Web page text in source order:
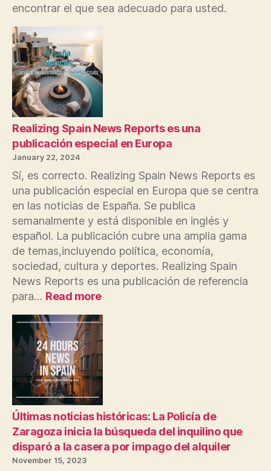
encontrar el que sea adecuado para usted.
Realizing Spain News Reports es una
publicación especial en Europa
January 22, 2024
Sí, es correcto. Realizing Spain News Reports es
una publicación especial en Europa que se centra
en las noticias de España. Se publica
semanalmente y está disponible en inglés y
español. La publicación cubre una amplia gama
de temas,incluyendo política, economía,
sociedad, cultura y deportes. Realizing Spain
News Reports es una publicación de referencia
para… Read more:
Spain
una
publicación
en
Europa
Últimas noticias históricas: La Policía de
Zaragoza inicia la búsqueda del inquilino que
disparó a la casera por impago del alquiler
November 15, 2023